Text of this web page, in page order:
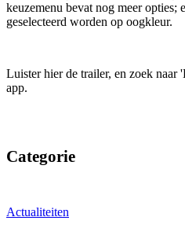
keuzemenu bevat nog meer opties;
geselecteerd worden op oogkleur.
Luister hier de trailer, en zoek
app.
Categorie
Actualiteiten